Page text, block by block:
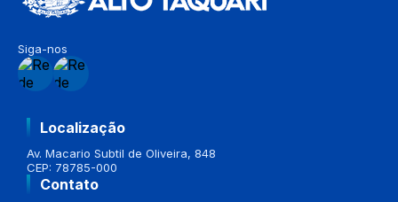
Siga-nos
Localização
Av. Macario Subtil de Oliveira, 848
CEP: 78785-000
Contato